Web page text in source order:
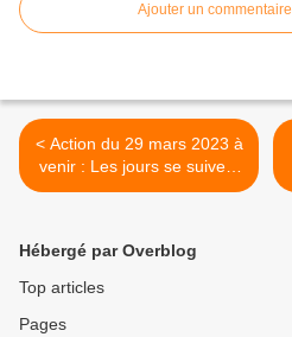
Ajouter un commentaire
< Action du 29 mars 2023 à
venir : Les jours se suivent
et les initiatives se
Sarthe sont invitées à
participer à cette initiative.
Hébergé par Overblog
Top articles
Pages